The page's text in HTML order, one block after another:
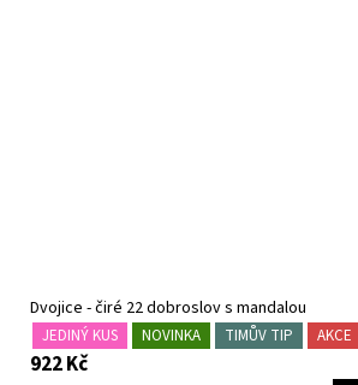
Dvojice - čiré 22 dobroslov s mandalou
JEDINÝ KUS NOVINKA TIMŮV TIP AKCE
922 Kč